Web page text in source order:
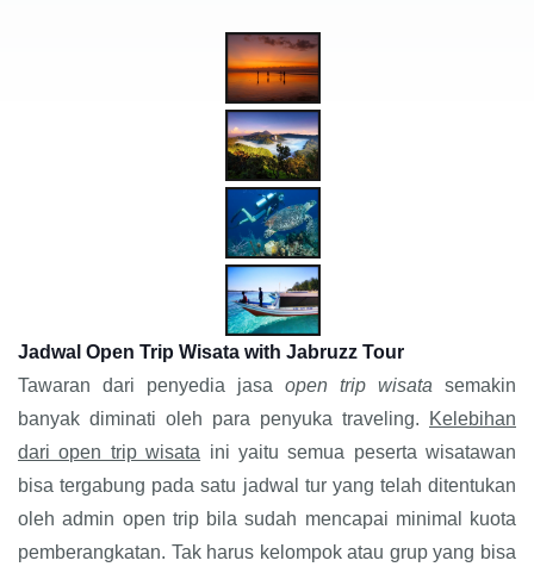
Jadwal Open Trip Wisata with Jabruzz Tour
Tawaran dari penyedia jasa open trip wisata semakin
banyak diminati oleh para penyuka traveling. Kelebihan
dari open trip wisata ini yaitu semua peserta wisatawan
bisa tergabung pada satu jadwal tur yang telah ditentukan
oleh admin open trip bila sudah mencapai minimal kuota
pemberangkatan. Tak harus kelompok atau grup yang bisa